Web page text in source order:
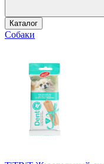
Каталог
Собаки